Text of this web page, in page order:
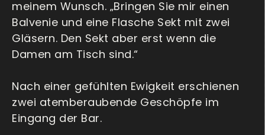
meinem Wunsch. „Bringen Sie mir einen
Balvenie und eine Flasche Sekt mit zwei
Gläsern. Den Sekt aber erst wenn die
Damen am Tisch sind.“
Nach einer gefühlten Ewigkeit erschienen
zwei atemberaubende Geschöpfe im
Eingang der Bar.